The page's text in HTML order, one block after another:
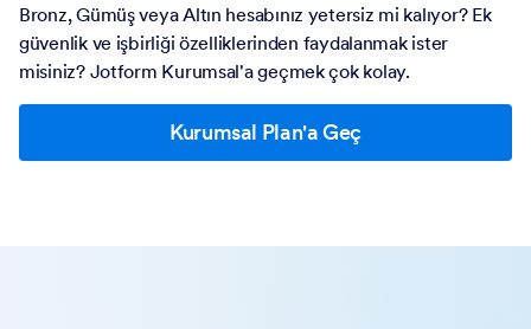
Bronz, Gümüş veya Altın hesabınız yetersiz mi kalıyor? Ek
güvenlik ve işbirliği özelliklerinden faydalanmak ister
misiniz? Jotform Kurumsal'a geçmek çok kolay.
Kurumsal Plan'a Geç